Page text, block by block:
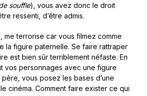
souffle), vous avez donc le droit
ressenti, d’être admis.
me terrorise car vous filmez comme
la figure paternelle. Se faire rattraper
est bien sûr terriblement néfaste. En
vos personnages avec une figure
vous posez les bases d’une
cinéma. Comment faire exister ce qui